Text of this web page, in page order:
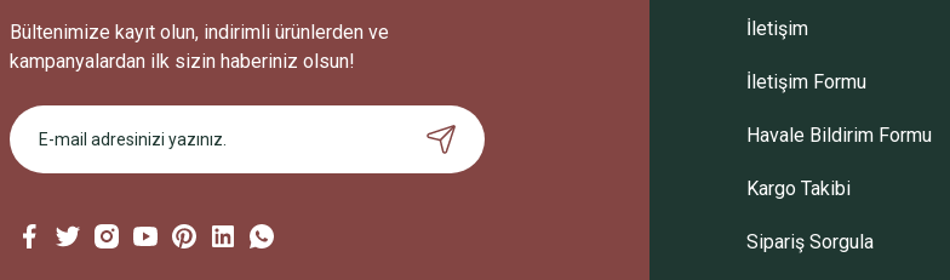
Bültenimize kayıt olun, indirimli ürünlerden ve
kampanyalardan ilk sizin haberiniz olsun!
İletişim
İletişim Formu
Havale Bildirim Formu
Kargo Takibi
Sipariş Sorgula